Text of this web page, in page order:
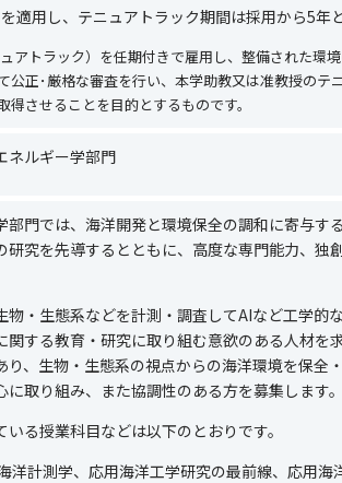
を適用し、テニュアトラック期間は採用から5年
アトラック）を任期付きで雇用し、整備された環
公正･厳格な審査を行い、本学助教又は准教授のテ
させることを目的とするものです。
ルギー学部門
門では、海洋開発と環境保全の調和に寄与す
研究を先導するとともに、高度な専門能力、独
・生態系などを計測・調査してAIなど工学的
関する教育・研究に取り組む意欲のある人材を
り、生物・生態系の視点からの海洋環境を保全
取り組み、また協調性のある方を募集します。
る授業科目などは以下のとおりです。
洋計測学、応用海洋工学研究の最前線、応用海